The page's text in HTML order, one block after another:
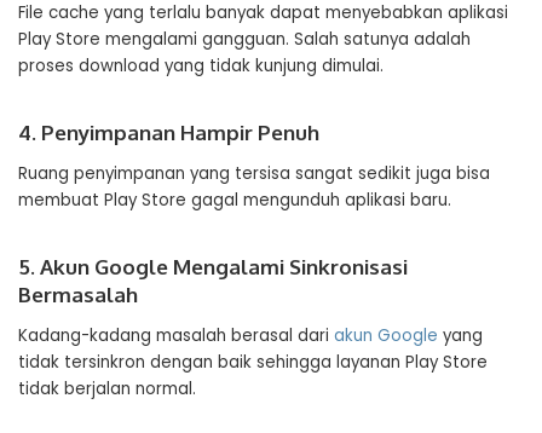
File cache yang terlalu banyak dapat menyebabkan aplikasi
Play Store mengalami gangguan. Salah satunya adalah
proses download yang tidak kunjung dimulai.
4. Penyimpanan Hampir Penuh
Ruang penyimpanan yang tersisa sangat sedikit juga bisa
membuat Play Store gagal mengunduh aplikasi baru.
5. Akun Google Mengalami Sinkronisasi
Bermasalah
Kadang-kadang masalah berasal dari akun Google yang
tidak tersinkron dengan baik sehingga layanan Play Store
tidak berjalan normal.